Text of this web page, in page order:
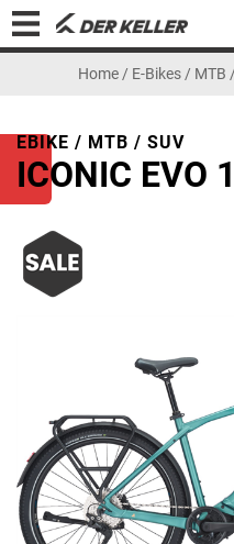
Home/ E-Bikes/ MTB
EBIKE / MTB / SUV
ICONIC EVO